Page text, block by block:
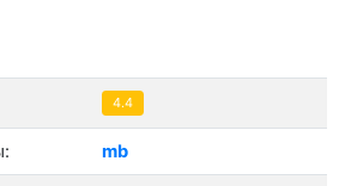
4.4
mb